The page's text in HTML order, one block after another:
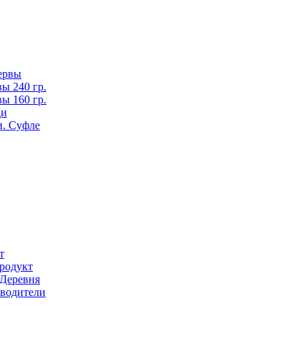
240 гр.
160 гр.
Суфле